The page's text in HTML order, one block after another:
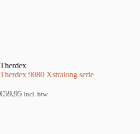
Therdex
Therdex 9080 Xstralong serie
€59,95 incl. btw